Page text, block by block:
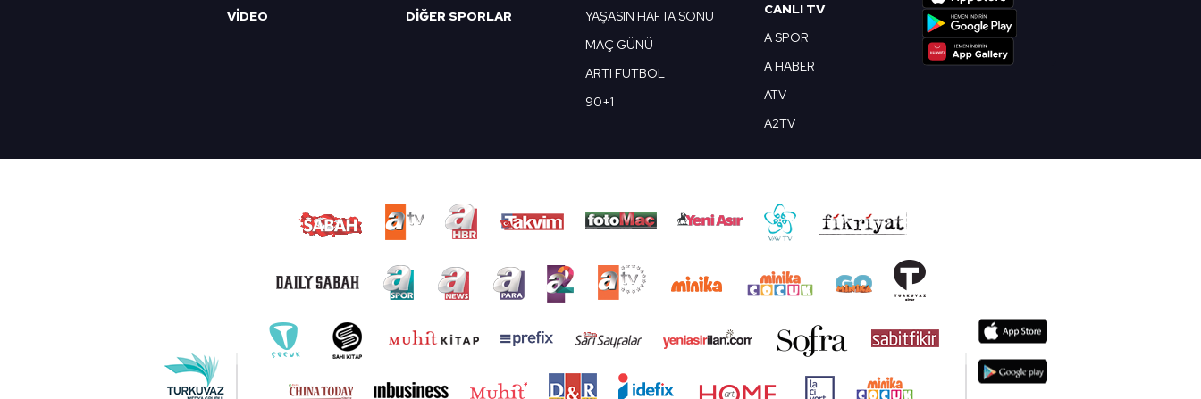
VİDEO
DİĞER SPORLAR
YAŞASIN HAFTA SONU
MAÇ GÜNÜ
ARTI FUTBOL
90+1
CANLI TV
A SPOR
A HABER
ATV
A2TV